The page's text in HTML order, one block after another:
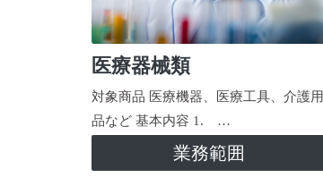
医療器械類
対象商品 医療機器、医療工具、介護用
品など 基本内容 1. …
業務範囲